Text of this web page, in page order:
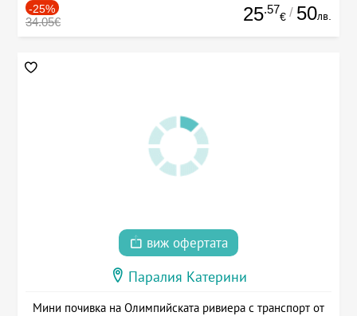
-25%
34.05€ 25.57
€ / 50лв.
виж офертата
Паралия Катерини
Мини почивка на Олимпийската ривиера с транспорт от